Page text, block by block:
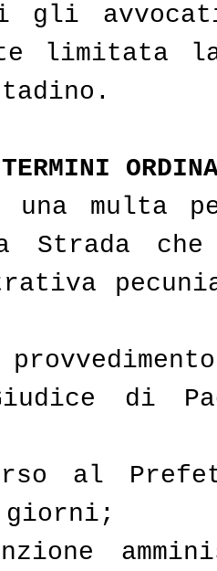
gli
limitata
una multa
che
di
al
giorni;